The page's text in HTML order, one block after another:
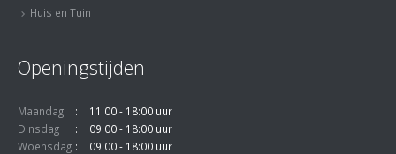
Huis en Tuin
Openingstijden
Maandag
11:00 - 18:00 uur
Dinsdag
09:00 - 18:00 uur
Woensdag
09:00 - 18:00 uur